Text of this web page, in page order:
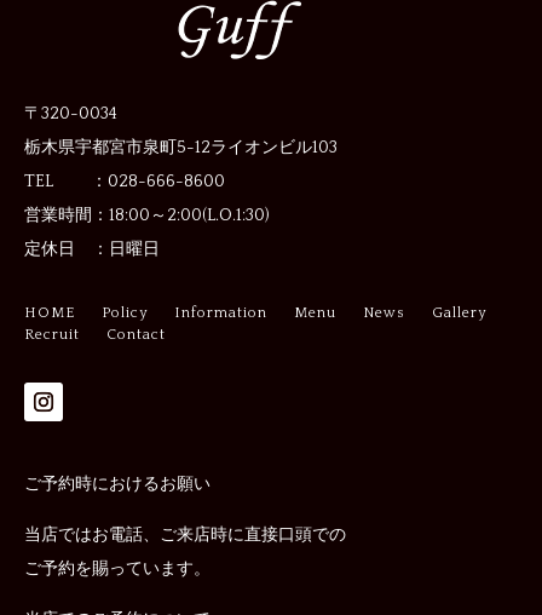
〒320-0034
栃木県宇都宮市泉町5-12ライオンビル103
TEL ：028-666-8600
営業時間： 18:00～2:00(L.O.1:30)
定休日 ： 日曜日
HOME Policy Information Menu News
Gallery
Recruit
Contact
ご予約時におけるお願い
当店ではお電話、ご来店時に直接口頭での
ご予約を賜っています。